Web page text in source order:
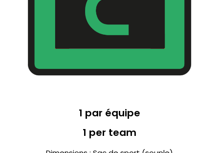
1 par équipe
1 per team